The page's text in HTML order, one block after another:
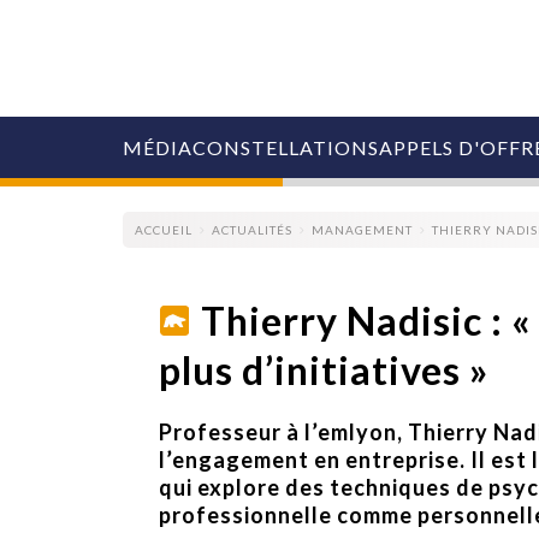
MÉDIA
COLLECTIVITÉS
MARQUES
AGENCES
RETAIL
MÉDIAS
MANAGEMENT
ÉVÉNEMENTIELS
CONSTELLATIONSAPPELS
ACCUEIL ACTUALITÉS MANAGEMENT THIERRY
Thierry Nadisic :
plus d’initiatives »
Professeur à l’emlyon, Thierry
l’engagement en entreprise. Il est
qui explore des techniques de
professionnelle comme